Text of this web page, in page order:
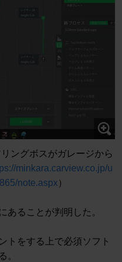
ングボスがガレージから
minkara.carview.co.jp/u
note.aspx ）
あることが判明した。
トをする上で必須ソフト
。